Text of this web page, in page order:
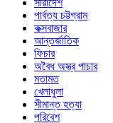
সারাদেশ
পার্বত্য চট্টগ্রাম
কক্সবাজার
আন্তর্জাতিক
ফিচার
অবৈধ অস্ত্র পাচার
মতামত
খেলাধুলা
সীমান্ত হত্যা
পরিবেশ